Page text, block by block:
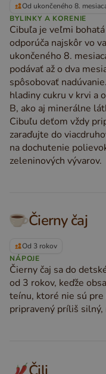
Od ukončeného 8.
BYLINKY A KORENIE
Cibuľa je veľmi
odporúča najskôr vo
ukončeného 8.
podávať až o dva
spôsobovať
hladiny cukru v krvi a
B, ako aj minerálne
Cibuľu deťom vždy
zaraďujte do
na dochutenie
zeleninových vývarov.
Čierny čaj
Od 3 rokov
NÁPOJE
Čierny čaj sa do
od 3 rokov, keďže
teínu, ktoré nie sú
pripravený príliš silný,